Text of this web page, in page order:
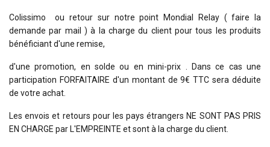
Colissimo ou retour sur notre point Mondial Relay ( faire la
demande par mail ) à la charge du client pour tous les produits
bénéficiant d'une remise,
d'une promotion, en solde ou en mini-prix . Dans ce cas une
participation FORFAITAIRE d'un montant de 9€ TTC sera déduite
de votre achat.
Les envois et retours pour les pays étrangers NE SONT PAS PRIS
EN CHARGE par L'EMPREINTE et sont à la charge du client.